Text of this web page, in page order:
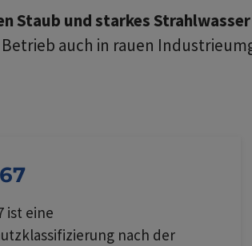
Staub und starkes
auch in rauen
ist eine
nach der